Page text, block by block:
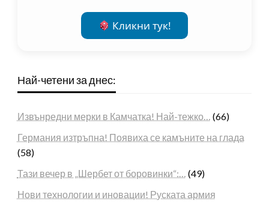
Кликни тук!
Най-четени за днес:
Извънредни мерки в Камчатка! Най-тежко… (66)
Германия изтръпна! Появиха се камъните на глада
(58)
Тази вечер в „Шербет от боровинки“:… (49)
Нови технологии и иновации! Руската армия